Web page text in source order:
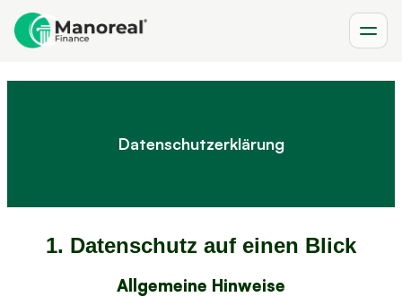
Datenschutzerklärung
1. Datenschutz auf einen Blick
Allgemeine Hinweise